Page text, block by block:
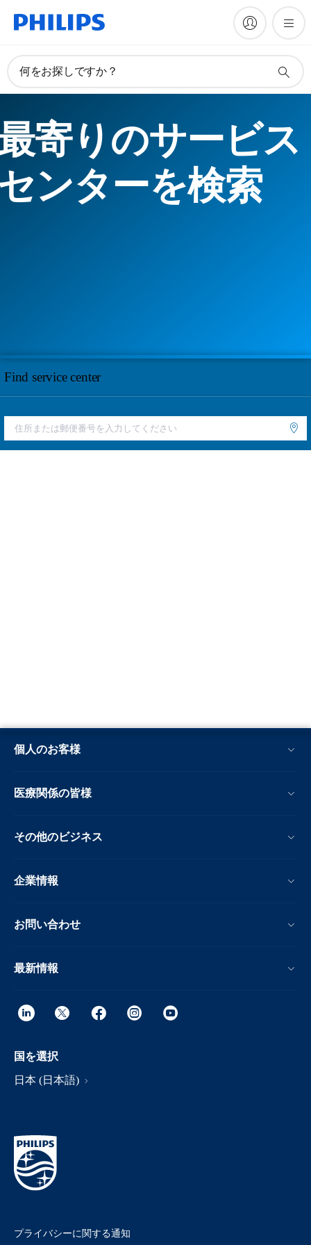
何をお探しですか？
寄りのサービス
ンターを検索
Find service center
個人のお客様
医療関係の皆様
その他のビジネス
企業情報
お問い合わせ
最新情報
国を選択
日本 (日本語)
プライバシーに関する通知